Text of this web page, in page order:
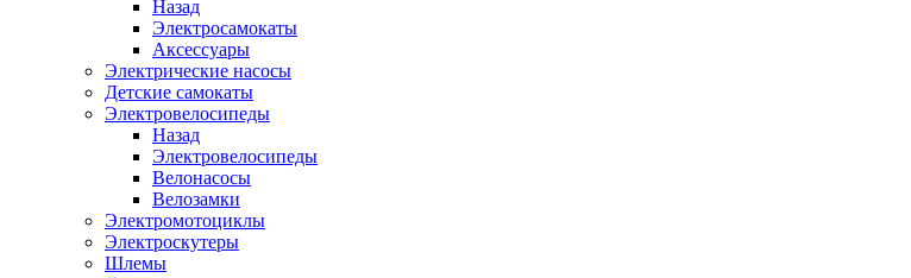
Назад
Электросамокаты
Аксессуары
Электрические насосы
Детские самокаты
Электровелосипеды
Назад
Электровелосипеды
Велонасосы
Велозамки
Электромотоциклы
Электроскутеры
Шлемы